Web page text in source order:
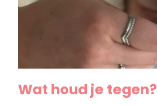
Wat houd je tegen?